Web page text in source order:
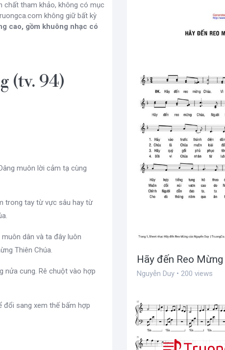
chất tham khảo, không có mục
không giữ bất kỳ
cao, gồm khuông nhạc có
(tv. 94)
muôn lời cảm tạ cùng
trong tay từ vực sâu hay từ
dân và ta đây luôn
Thiên Chúa.
nửa cung. Rê chuột vào hợp
đổi sang xem thế bấm hợp
Hãy đến Reo Mừng
Nguyễn Duy • 200 views